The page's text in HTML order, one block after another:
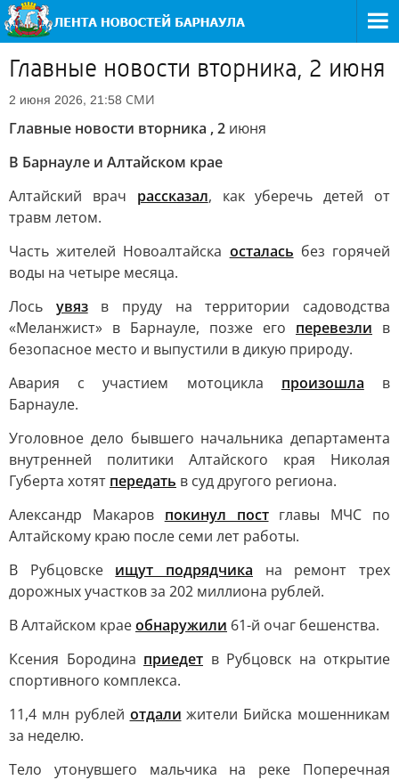
Главные новости вторника, 2 июня
2 июня 2026, 21:58 СМИ
Главные новости вторника , 2 июня
В Барнауле и Алтайском крае
Алтайский врач рассказал, как уберечь детей от
травм летом.
Часть жителей Новоалтайска осталась без горячей
воды на четыре месяца.
Лось увязв пруду на территории садоводства
«Меланжист» в Барнауле, позже его перевезли в
безопасное место и выпустили в дикую природу.
Авария с участием мотоцикла произошла в
Барнауле.
Уголовное дело бывшего начальника департамента
внутренней политики Алтайского края Николая
Губерта хотят передать в суд другого региона.
Александр Макаров покинул постглавы МЧС по
Алтайскому краю после семи лет работы.
В Рубцовске ищут подрядчика на ремонт трех
дорожных участков за 202 миллиона рублей.
В Алтайском краеобнаружили 61-й очаг бешенства.
Ксения Бородина приедет в Рубцовск на открытие
спортивного комплекса.
11,4 млн рублей отдали жители Бийска мошенникам
за неделю.
Тело утонувшего мальчика на реке Поперечная